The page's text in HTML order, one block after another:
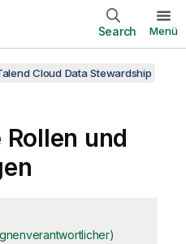
Search Menü
Cloud Data Stewardship
und